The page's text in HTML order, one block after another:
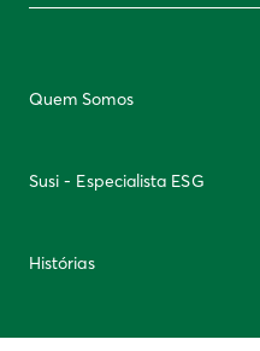
Quem Somos
Susi - Especialista ESG
Histórias
Newsletter